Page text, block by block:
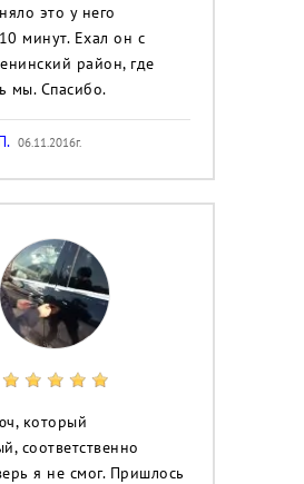
это у него
минут. Ехал он с
район, где
мы. Спасибо.
06.11.2016г.
который
соответственно
я не смог. Пришлось